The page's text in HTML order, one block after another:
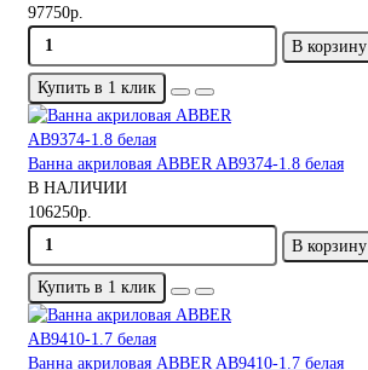
97750р.
В корзину
Купить в 1 клик
Ванна акриловая ABBER AB9374-1.8 белая
В НАЛИЧИИ
106250р.
В корзину
Купить в 1 клик
Ванна акриловая ABBER AB9410-1.7 белая